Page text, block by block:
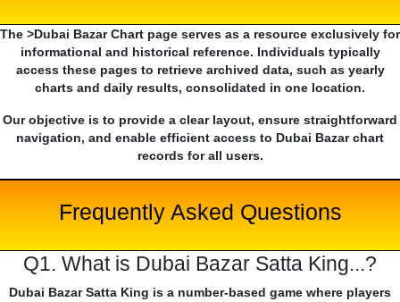
The >Dubai Bazar Chart page serves as a resource exclusively for
informational and historical reference. Individuals typically
access these pages to retrieve archived data, such as yearly
charts and daily results, consolidated in one location.
Our objective is to provide a clear layout, ensure straightforward
navigation, and enable efficient access to Dubai Bazar chart
records for all users.
Frequently Asked Questions
Q1. What is Dubai Bazar Satta King...?
Dubai Bazar Satta King is a number-based game where players